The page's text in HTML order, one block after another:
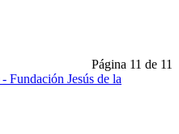
Página 11 de 11